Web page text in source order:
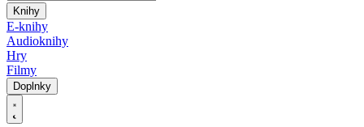
Knihy
E-knihy
Audioknihy
Hry
Filmy
Doplnky